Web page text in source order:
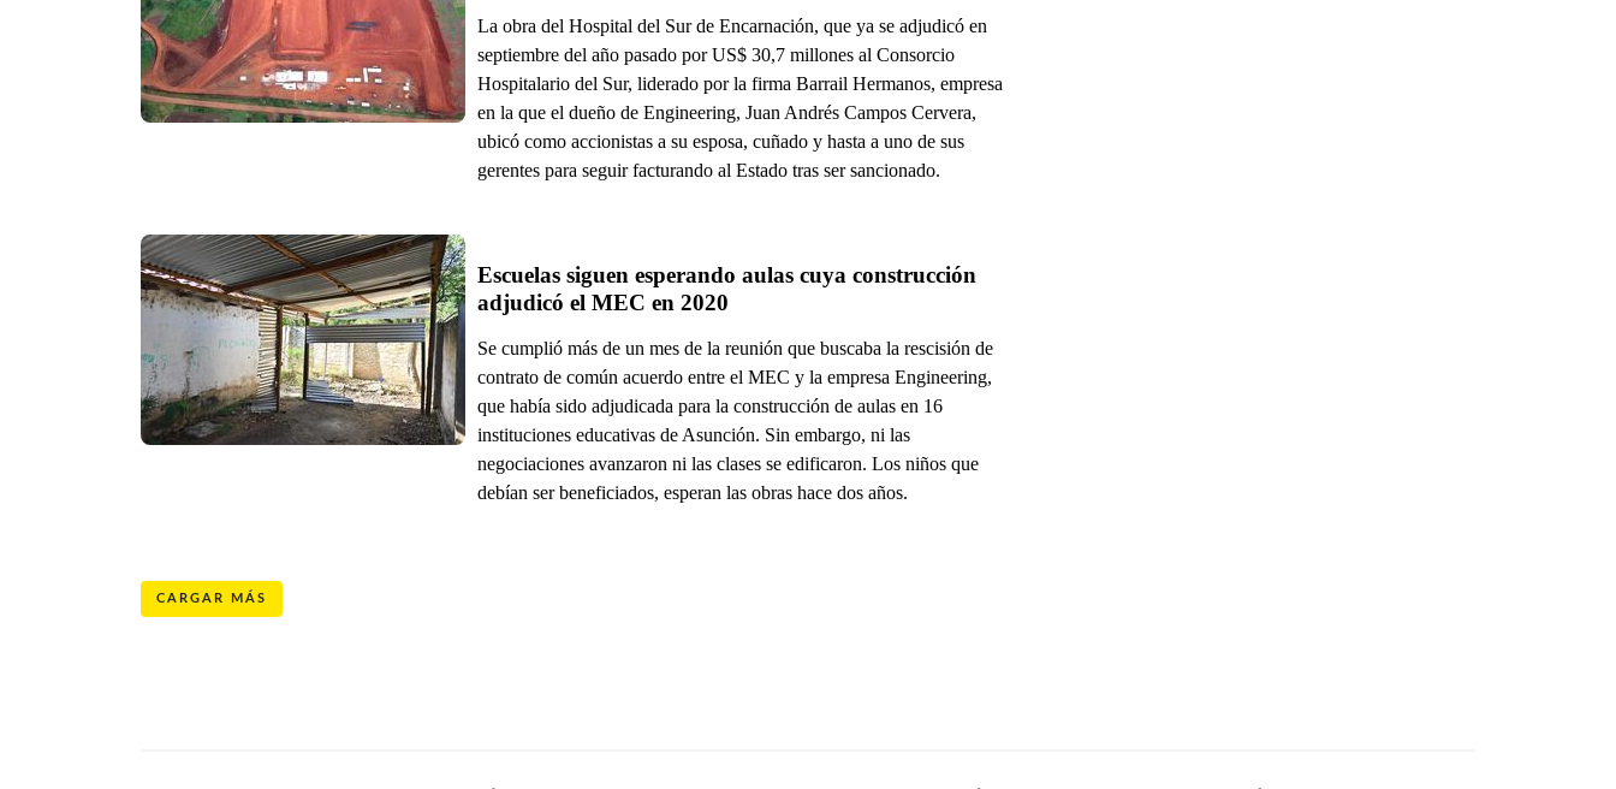
La obra del Hospital del Sur de Encarnación, que ya se adjudicó en
septiembre del año pasado por US$ 30,7 millones al Consorcio
Hospitalario del Sur, liderado por la firma Barrail Hermanos, empresa
en la que el dueño de Engineering, Juan Andrés Campos Cervera,
ubicó como accionistas a su esposa, cuñado y hasta a uno de sus
gerentes para seguir facturando al Estado tras ser sancionado.
Escuelas siguen esperando aulas cuya construcción
Se cumplió más de un mes de la reunión que buscaba la rescisión de
contrato de común acuerdo entre el MEC y la empresa Engineering,
que había sido adjudicada para la construcción de aulas en 16
instituciones educativas de Asunción. Sin embargo, ni las
negociaciones avanzaron ni las clases se edificaron. Los niños que
debían ser beneficiados, esperan las obras hace dos años.
CARGAR MÁS